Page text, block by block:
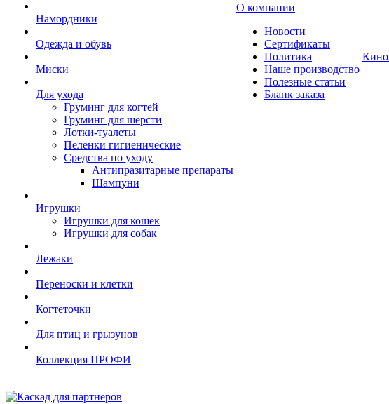
Намордники
Одежда и обувь
Миски
Для ухода
Груминг для когтей
Груминг для шерсти
Лотки-туалеты
Пеленки гигиенические
Средства по уходу
Антипразитарные препараты
Шампуни
Игрушки
Игрушки для кошек
Игрушки для собак
Лежаки
Переноски и клетки
Когтеточки
Для птиц и грызунов
Коллекция ПРОФИ
О компании
Новости
Сертификаты
Политика
Наше производство
Полезные статьи
Бланк заказа